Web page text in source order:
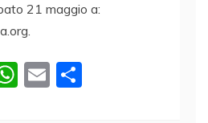
21 maggio a:
W E